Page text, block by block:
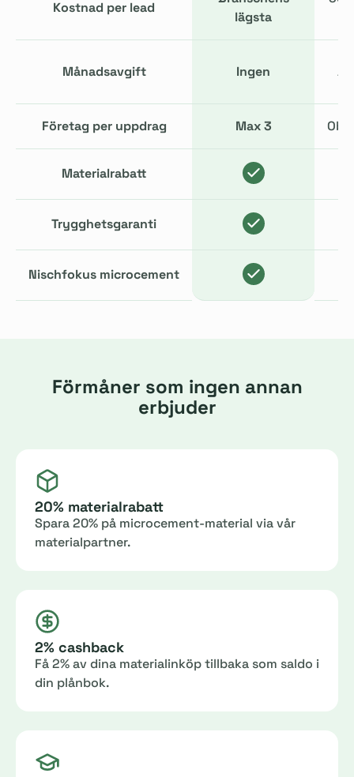
Kostnad per lead
lägsta
Månadsavgift Ingen
Företag per uppdrag Max 3
Materialrabatt
Trygghetsgaranti
Nischfokus microcement
Förmåner som ingen annan
erbjuder
20% materialrabatt
Spara 20% på microcement-material via vår
materialpartner.
2% cashback
Få 2% av dina materialinköp tillbaka som saldo i
din plånbok.